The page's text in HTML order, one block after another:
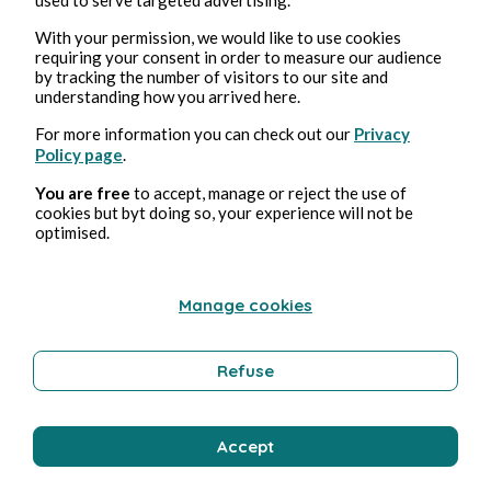
l'Encyclopédie, ou Dictionnaire raisonné des
sciences, des arts et des métiers, 1751-1772).
Matthieu explore les œuvres du baron de
Montesquieu (1689-1755), de Voltaire (1694-1778) et
de Jean-Jacques Rousseau (1713-1784). Il présente
également les pièces de Beaumarchais (1732-1799)
et l'intrigante fiction psychologique de Choderlos
de Laclos (1741-1803). Au XIXe siècle, il retrace la
montée du réalisme et du romantisme, les
dans les œuvres des romanciers François-René de
Victor Hugo (1802-1885) et Alexandre Dumas (1802-
1870). Il présente ensuite les œuvres du poète,
celles du romancier au style pointilleux et exquis
Gustave Flaubert (1821-1880), les romans de
With your permission, we would like to use cookies
requiring your consent in order to measure our audience
by tracking the number of visitors to our site and
understanding how you arrived here.
For more information you can check out our Privacy
Policy page
You are free to accept, manage or reject the use of
cookies but byt doing so, your experience will not be
optimised.
Manage cookies
Refuse
Accept